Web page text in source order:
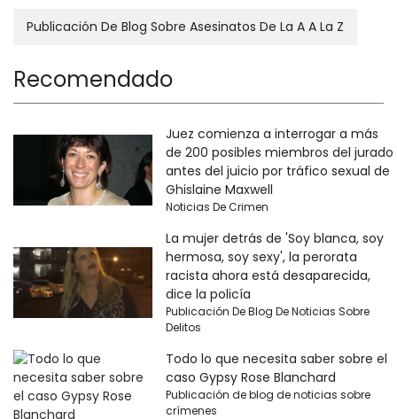
Publicación De Blog Sobre Asesinatos De La A A La Z
Recomendado
Juez comienza a interrogar a más
de 200 posibles miembros del jurado
antes del juicio por tráfico sexual de
Ghislaine Maxwell
Noticias De Crimen
La mujer detrás de 'Soy blanca, soy
hermosa, soy sexy', la perorata
racista ahora está desaparecida,
dice la policía
Publicación De Blog De Noticias Sobre
Delitos
Todo lo que necesita saber sobre el
caso Gypsy Rose Blanchard
Publicación de blog de noticias sobre
crímenes